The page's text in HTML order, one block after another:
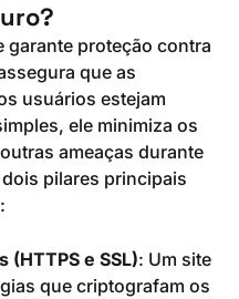
garante proteção contra
que as
usuários estejam
ele minimiza os
ameaças durante
pilares principais
(HTTPS e SSL): Um site
que criptografam os